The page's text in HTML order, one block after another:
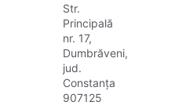
Str.
Principală
nr. 17,
Dumbrăveni,
jud.
Constanța
907125